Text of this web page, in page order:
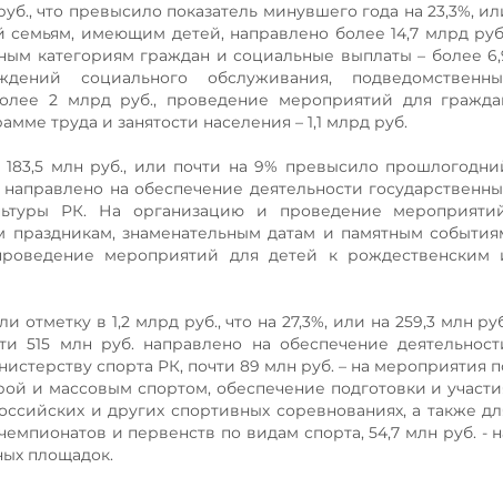
что превысило показатель минувшего года на 23,3%,
имеющим детей, направлено более 14,7 млрд
категориям граждан и социальные выплаты – более
социального обслуживания,
2 млрд руб., проведение мероприятий для
труда и занятости населения – 1,1 млрд руб.
млн руб., или почти на 9% превысило
на обеспечение деятельности
РК. На организацию и проведение
знаменательным датам и памятным
мероприятий для детей к рождественским
отметку в 1,2 млрд руб., что на 27,3%, или на 259,3 млн
515 млн руб. направлено на обеспечение
спорта РК, почти 89 млн руб. – на мероприятия
и массовым спортом, обеспечение подготовки и
и других спортивных соревнованиях, а также
и первенств по видам спорта, 54,7 млн руб. -
площадок.